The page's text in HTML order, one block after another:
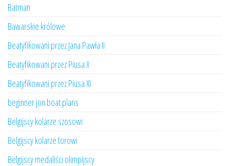
Batman
Bawarskie królowe
Beatyfikowani przez Jana Pawła II
Beatyfikowani przez Piusa X
Beatyfikowani przez Piusa XI
beginner jon boat plans
Belgijscy kolarze szosowi
Belgijscy kolarze torowi
Belgijscy medaliści olimpijscy